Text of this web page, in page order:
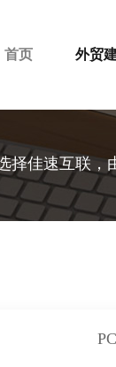
首页 外贸
择佳速互联，
PC